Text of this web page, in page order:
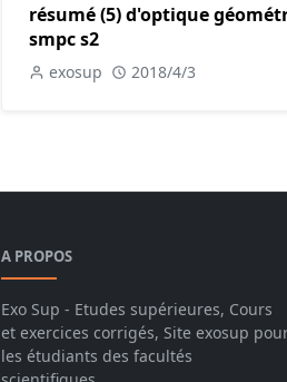
résumé (5) d'optique
smpc s2
exosup 2018/4/3
A PROPOS
Exo Sup - Etudes supérieures, Cours
et exercices corrigés, Site exosup
les étudiants des facultés